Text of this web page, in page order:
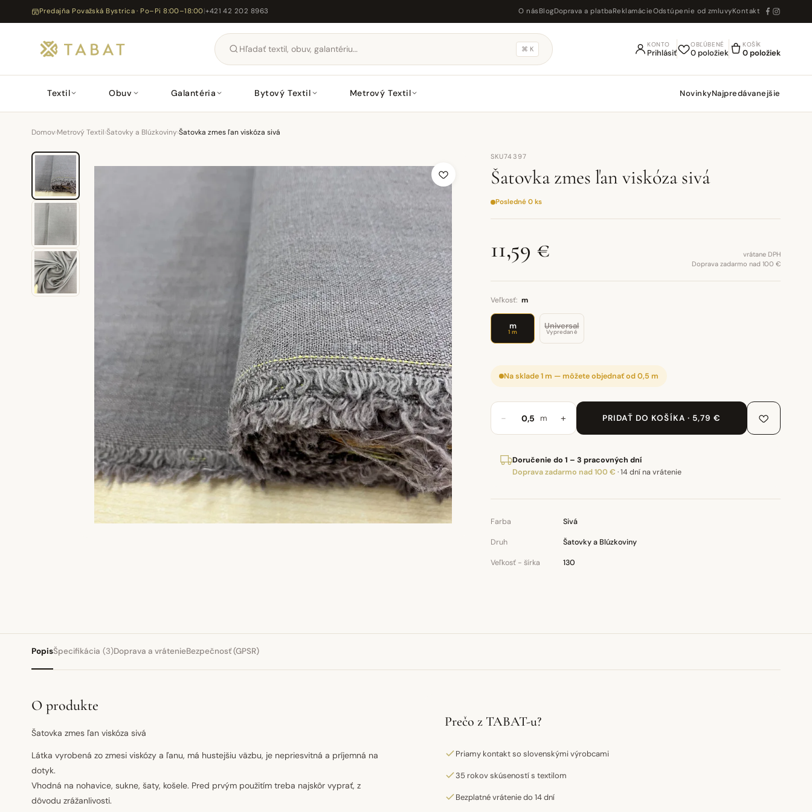
Predajňa Považská Bystrica · Po–Pi 8:00–18:00|+421 42 202 8963 O nás BlogDoprava a platbaReklamácieOdstúpenie od zmluvyKontakt
⌘ K
KONTO
Prihlásiť
OBĽÚBENÉ
0 položiek
KOŠÍK
0 položiek
Textil Obuv Galantéria Bytový Textil Metrový Textil NovinkyNajpredávanejšie
Domov›Metrový Textil›Šatovky a Blúzkoviny›Šatovka zmes ľan viskóza sivá
SKU74397
Šatovka zmes ľan viskóza sivá
Posledné 0 ks
11,59 €
vrátane DPH
Doprava zadarmo nad 100 €
Veľkosť: m
m
1 m
Universal
Vypredané
Na sklade 1 m — môžete objednať od 0,5 m
− m + PRIDAŤ DO KOŠÍKA · 5,79 €
Doručenie do 1 – 3 pracovných dní
Doprava zadarmo nad 100 € ·14 dní na vrátenie
Farba Sivá
Druh Šatovky a Blúzkoviny
Veľkosť - šírka 130
PopisŠpecifikácia (3)Doprava a vrátenieBezpečnosť (GPSR)
O produkte
Šatovka zmes ľan viskóza sivá
Látka vyrobená zo zmesi viskózy a ľanu, má hustejšiu väzbu, je nepriesvitná a príjemná na
dotyk.
Vhodná na nohavice, sukne, šaty, košele. Pred prvým použitím treba najskôr vyprať, z
dôvodu zrážanlivosti.
Prečo z TABAT-u?
Priamy kontakt so slovenskými výrobcami
35 rokov skúseností s textilom
Bezplatné vrátenie do 14 dní